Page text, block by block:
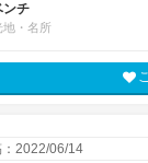
ンチ
地・名所
：2022/06/14